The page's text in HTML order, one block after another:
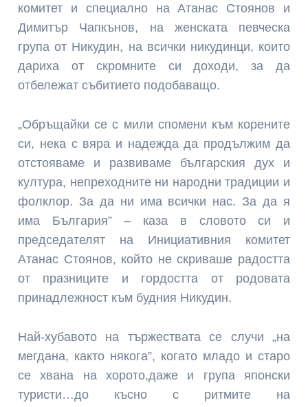
комитет и специално на Атанас Стоянов и
Димитър Чапкънов, на женската певческа
група от Никудин, на всички никудинци, които
дариха от скромните си доходи, за да
отбележат събитието подобаващо.
„Обръщайки се с мили спомени към корените
си, нека с вяра и надежда да продължим да
отстояваме и развиваме българския дух и
култура, непреходните ни народни традиции и
фолклор. За да ни има всички нас. За да я
има България” – каза в словото си и
председателят на Инициативния комитет
Атанас Стоянов, който не скриваше радостта
от празниците и гордостта от родовата
принадлежност към будния Никудин.
Най-хубавото на тържествата се случи „на
мегдана, както някога”, когато младо и старо
се хвана на хорото,даже и група японски
туристи…до късно с ритмите на